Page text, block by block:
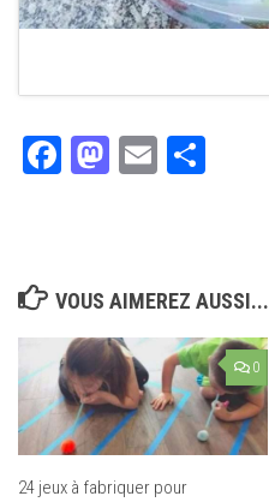
Facebook
Mastodon
Email
VOUS AIMEREZ AUSSI...
0
24 jeux à fabriquer pour